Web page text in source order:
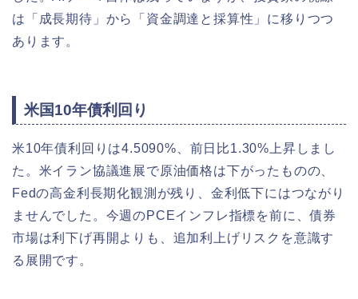
は「成長期待」から「資金調達と採算性」に移りつつ
あります。
米国10年債利回り
米10年債利回りは4.5090%、前日比1.30%上昇しまし
た。米イラン協議進展で原油価格は下がったものの、
Fedの高金利長期化観測が残り、金利低下にはつながり
ませんでした。今週のPCEインフレ指標を前に、債券
市場は利下げ再開よりも、追加利上げリスクを意識す
る展開です。